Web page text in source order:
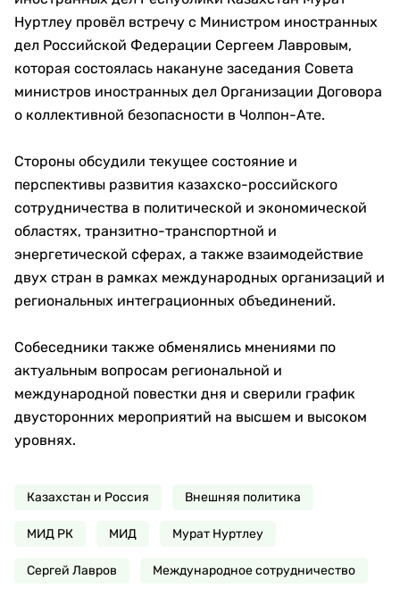
Нуртлеу провёл встречу с Министром иностранных
дел Российской Федерации Сергеем Лавровым,
которая состоялась накануне заседания Совета
министров иностранных дел Организации Договора
о коллективной безопасности в Чолпон-Ате.
Стороны обсудили текущее состояние и
перспективы развития казахско-российского
сотрудничества в политической и экономической
областях, транзитно-транспортной и
энергетической сферах, а также взаимодействие
двух стран в рамках международных организаций и
региональных интеграционных объединений.
Собеседники также обменялись мнениями по
актуальным вопросам региональной и
международной повестки дня и сверили график
двусторонних мероприятий на высшем и высоком
уровнях.
Казахстан и Россия Внешняя политика
МИД РК МИД Мурат Нуртлеу
Сергей Лавров Международное сотрудничество